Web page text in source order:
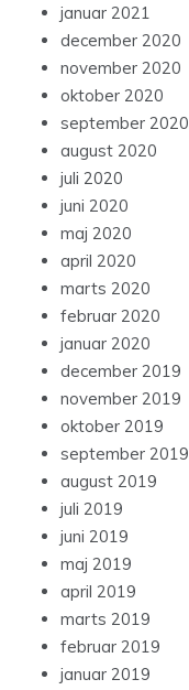
januar 2021
december 2020
november 2020
oktober 2020
september 2020
august 2020
juli 2020
juni 2020
maj 2020
april 2020
marts 2020
februar 2020
januar 2020
december 2019
november 2019
oktober 2019
september 2019
august 2019
juli 2019
juni 2019
maj 2019
april 2019
marts 2019
februar 2019
januar 2019